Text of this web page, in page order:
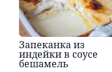
Запеканка из
индейки в соусе
бешамель